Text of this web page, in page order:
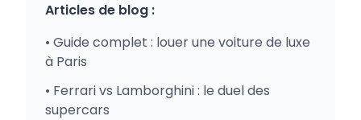
Articles de blog :
• Guide complet : louer une voiture de luxe
à Paris
• Ferrari vs Lamborghini : le duel des
supercars